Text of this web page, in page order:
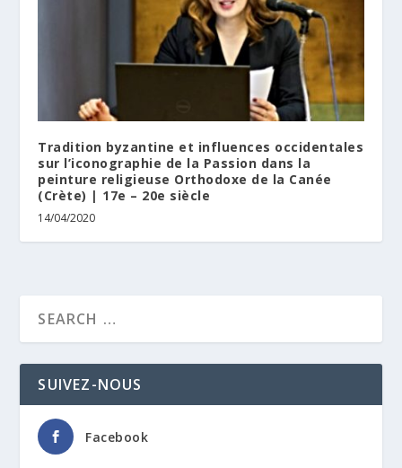
Tradition byzantine et influences occidentales
sur l’iconographie de la Passion dans la
peinture religieuse Orthodoxe de la Canée
(Crète) | 17e – 20e siècle
14/04/2020
SUIVEZ-NOUS
Facebook